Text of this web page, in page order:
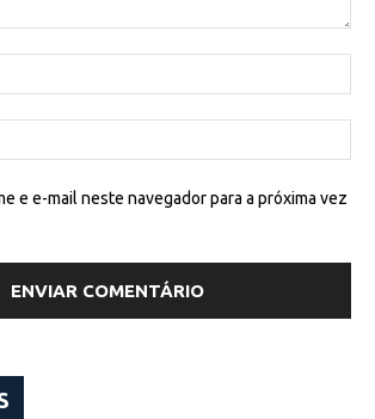
e e-mail neste navegador para a próxima vez